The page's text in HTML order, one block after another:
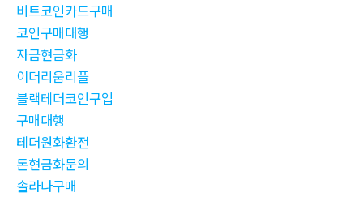
비트코인카드구매
코인구매대행
자금현금화
이더리움리플
블랙테더코인구입
구매대행
테더원화환전
돈현금화문의
솔라나구매